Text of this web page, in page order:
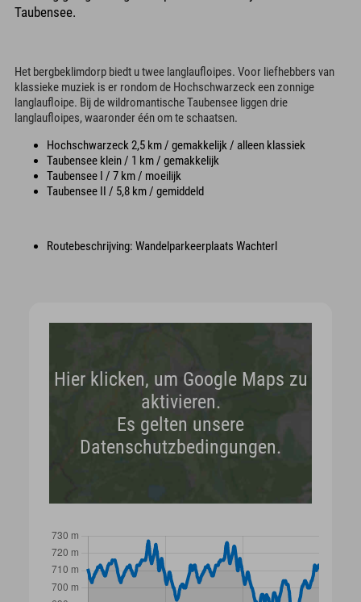
Taubensee.
Het bergbeklimdorp biedt u twee langlaufloipes. Voor liefhebbers van
klassieke muziek is er rondom de Hochschwarzeck een zonnige
langlaufloipe. Bij de wildromantische Taubensee liggen drie
langlaufloipes, waaronder één om te schaatsen.
Hochschwarzeck 2,5 km / gemakkelijk / alleen klassiek
Taubensee klein / 1 km / gemakkelijk
Taubensee I / 7 km / moeilijk
Taubensee II / 5,8 km / gemiddeld
Routebeschrijving: Wandelparkeerplaats Wachterl
Hier klicken, um Google Maps zu
aktivieren.
Es gelten unsere
Datenschutzbedingungen.